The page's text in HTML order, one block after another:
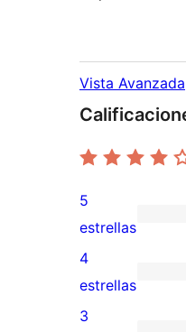
Vista Avanzada
2
valoraciones
de
5
5
estrellas
0
valoraciones
4
estrellas
3